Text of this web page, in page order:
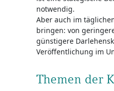
notwendig.
Aber auch im
bringen: von
günstigere
Veröffentlichung im
Themen der